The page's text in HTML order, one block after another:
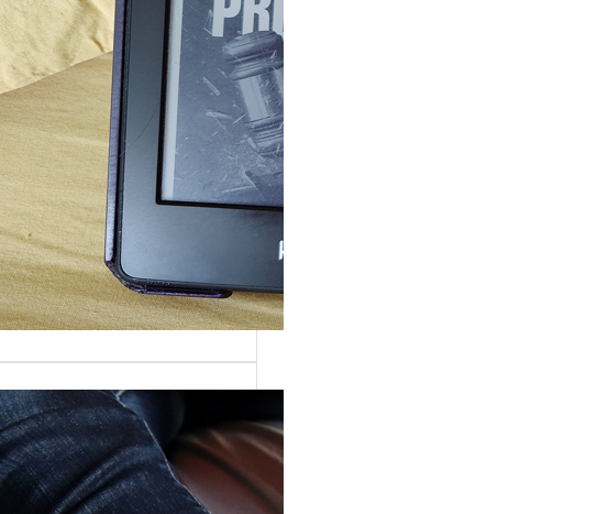
Sans grande surprise, j’ai
replongé dans la série
« Roy Grace »…